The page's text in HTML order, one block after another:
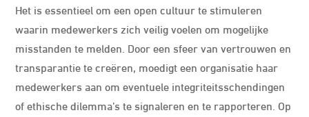
Het is essentieel om een open cultuur te stimuleren
waarin medewerkers zich veilig voelen om mogelijke
misstanden te melden. Door een sfeer van vertrouwen en
transparantie te creëren, moedigt een organisatie haar
medewerkers aan om eventuele integriteitsschendingen
of ethische dilemma’s te signaleren en te rapporteren. Op